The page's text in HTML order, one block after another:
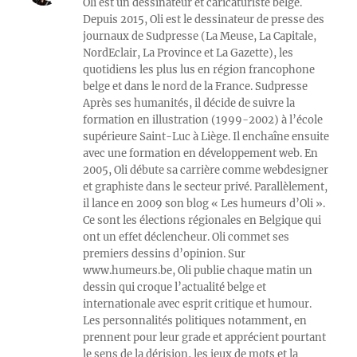
Oli est un dessinateur et caricaturiste belge.
Depuis 2015, Oli est le dessinateur de presse des
journaux de Sudpresse (La Meuse, La Capitale,
NordEclair, La Province et La Gazette), les
quotidiens les plus lus en région francophone
belge et dans le nord de la France. Sudpresse
Après ses humanités, il décide de suivre la
formation en illustration (1999-2002) à l’école
supérieure Saint-Luc à Liège. Il enchaîne ensuite
avec une formation en développement web. En
2005, Oli débute sa carrière comme webdesigner
et graphiste dans le secteur privé. Parallèlement,
il lance en 2009 son blog « Les humeurs d’Oli ».
Ce sont les élections régionales en Belgique qui
ont un effet déclencheur. Oli commet ses
premiers dessins d’opinion. Sur
www.humeurs.be, Oli publie chaque matin un
dessin qui croque l’actualité belge et
internationale avec esprit critique et humour.
Les personnalités politiques notamment, en
prennent pour leur grade et apprécient pourtant